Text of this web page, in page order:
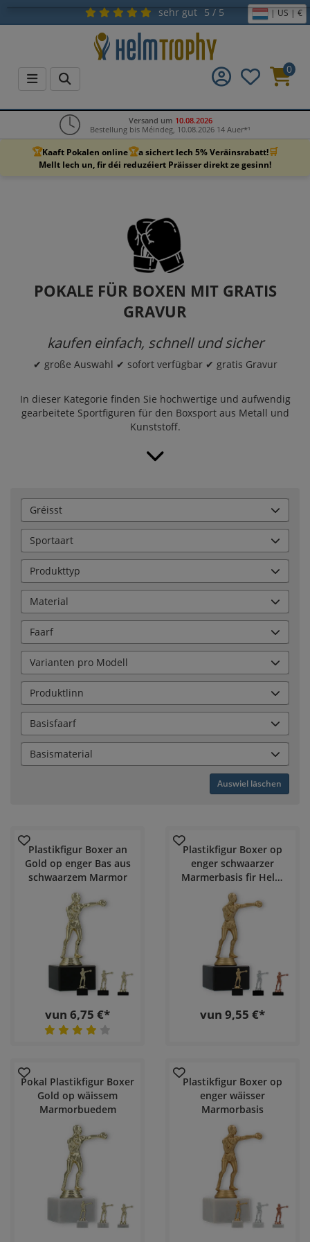
sehr gut 5 / 5 | US | €
0
Versand um 10.08.2026
Bestellung bis Méindeg, 10.08.2026 14 Auer*¹
🏆Kaaft Pokalen online🏆a sichert Iech 5% Veräinsrabatt!🛒
Mellt Iech un, fir déi reduzéiert Präisser direkt ze gesinn!
POKALE FÜR BOXEN MIT GRATIS
GRAVUR
kaufen einfach, schnell und sicher
✔ große Auswahl ✔ sofort verfügbar ✔ gratis Gravur
In dieser Kategorie finden Sie hochwertige und aufwendig
gearbeitete Sportfiguren für den Boxsport aus Metall und
Kunststoff.
Gréisst
Sportaart
Produkttyp
Material
Faarf
Varianten pro Modell
Produktlinn
Basisfaarf
Basismaterial
Auswiel läschen
Plastikfigur Boxer an
Gold op enger Bas aus
schwaarzem Marmor
vun 6,75 €*
Plastikfigur Boxer op
enger schwaarzer
Marmerbasis fir Helm
Pokale
vun 9,55 €*
Pokal Plastikfigur Boxer
Gold op wäissem
Marmorbuedem
Plastikfigur Boxer op
enger wäisser
Marmorbasis